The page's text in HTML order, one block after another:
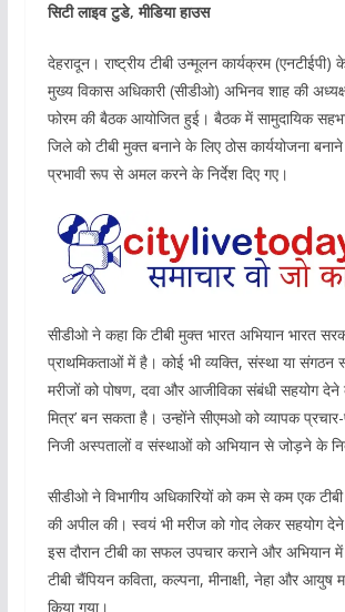
सिटी लाइव टुडे, मीडिया हाउस
देहरादून। राष्ट्रीय टीबी उन्मूलन कार्यक्रम
मुख्य विकास अधिकारी (सीडीओ) अभिनव शाह की
फोरम की बैठक आयोजित हुई। बैठक में सामुदायिक
जिले को टीबी मुक्त बनाने के लिए ठोस कार्ययोजना
प्रभावी रूप से अमल करने के निर्देश दिए गए।
सीडीओ ने कहा कि टीबी मुक्त भारत अभियान भारत
प्राथमिकताओं में है। कोई भी व्यक्ति, संस्था या संगठन
मरीजों को पोषण, दवा और आजीविका संबंधी सहयोग देने
मित्र’ बन सकता है। उन्होंने सीएमओ को व्यापक
निजी अस्पतालों व संस्थाओं को अभियान से जोड़ने के
सीडीओ ने विभागीय अधिकारियों को कम से कम एक
की अपील की। स्वयं भी मरीज को गोद लेकर सहयोग देने
इस दौरान टीबी का सफल उपचार कराने और अभियान में
टीबी चैंपियन कविता, कल्पना, मीनाक्षी, नेहा और आयुष
किया गया।